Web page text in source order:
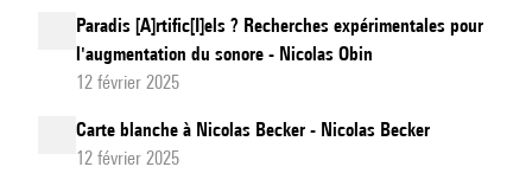
Paradis [A]rtific[I]els ? Recherches expérimentales pour
l'augmentation du sonore - Nicolas Obin
12 février 2025
Carte blanche à Nicolas Becker - Nicolas Becker
12 février 2025